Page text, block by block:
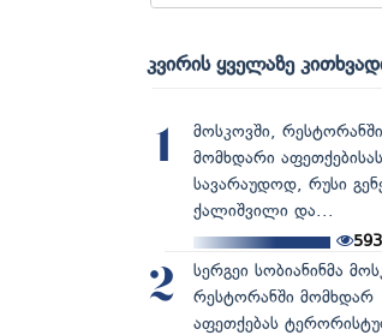
კვირის ყველაზე
1
მოსკოვში, რესტორანში
მომხდარი
სავარაუდოდ, რუსი
ქალიშვილი და...
2
სერგეი სობიანინმა
რესტორანში მომხდარ
აფეთქებას